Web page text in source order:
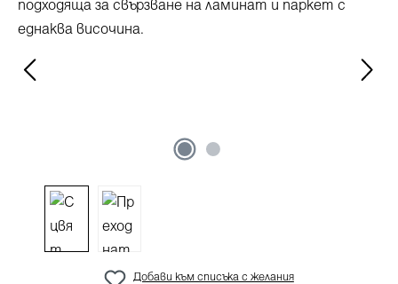
Добави към списъка с желания